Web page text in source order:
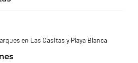
en Las Casitas y Playa Blanca